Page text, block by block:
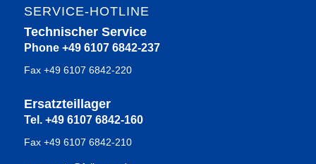
SERVICE-HOTLINE
Technischer Service
Phone +49 6107 6842-237
Fax +49 6107 6842-220
Ersatzteillager
Tel. +49 6107 6842-160
Fax +49 6107 6842-210